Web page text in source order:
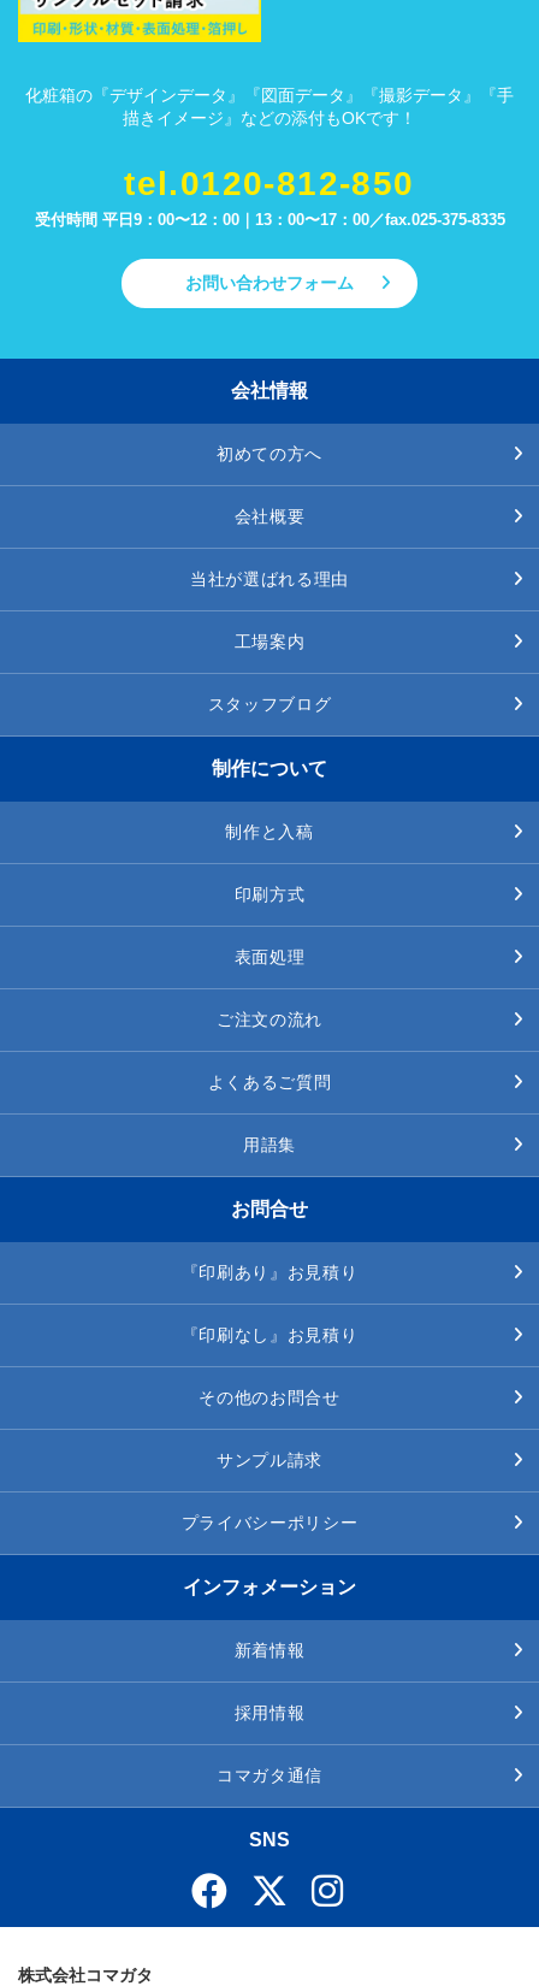
化粧箱の『デザインデータ』『図面データ』『撮影データ』『手
描きイメージ』などの添付もOKです！
tel.0120-812-850
受付時間 平日9：00〜12：00｜13：00〜17：00／fax.025-375-8335
お問い合わせフォーム
会社情報
初めての方へ
会社概要
当社が選ばれる理由
工場案内
スタッフブログ
制作について
制作と入稿
印刷方式
表面処理
ご注文の流れ
よくあるご質問
用語集
お問合せ
『印刷あり』お見積り
『印刷なし』お見積り
その他のお問合せ
サンプル請求
プライバシーポリシー
インフォメーション
新着情報
採用情報
コマガタ通信
SNS
株式会社コマガタ